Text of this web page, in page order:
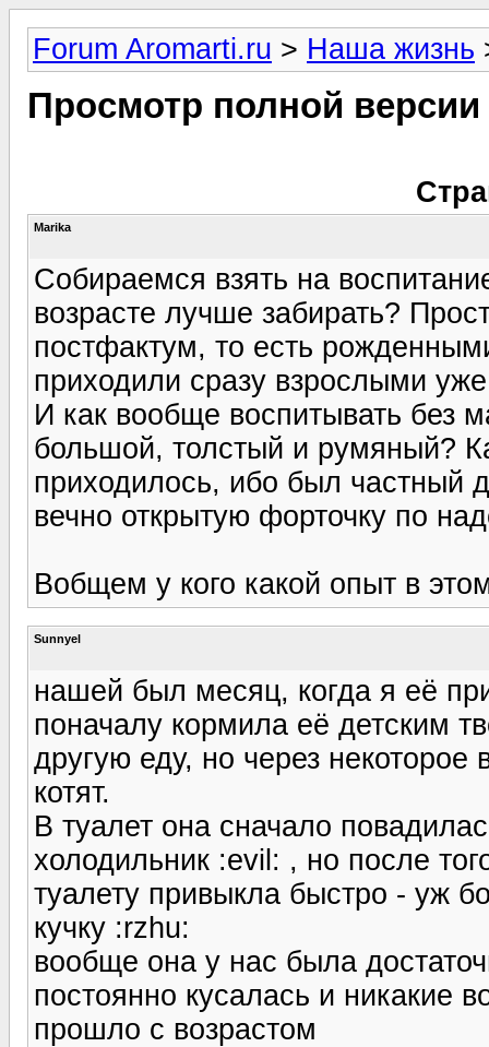
Forum Aromarti.ru > Наша жизнь
Просмотр полной
Marika
Собираемся взять на
возрасте лучше забирать?
постфактум, то есть
приходили сразу взрослыми
И как вообще воспитывать без
большой, толстый и румяный?
приходилось, ибо был частный
вечно открытую форточку по
Вобщем у кого какой опыт в
Sunnyel
нашей был месяц, когда я её
поначалу кормила её детским
другую еду, но через
котят.
В туалет она сначало
холодильник :evil: , но после
туалету привыкла быстро - уж
кучку :rzhu:
вообще она у нас была
постоянно кусалась и никакие
прошло с возрастом